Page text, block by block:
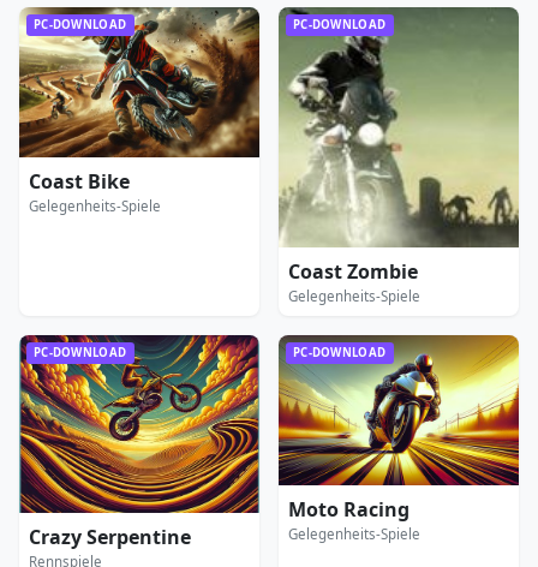
PC-DOWNLOAD
Coast Bike
Gelegenheits-Spiele
PC-DOWNLOAD
Coast Zombie
Gelegenheits-Spiele
PC-DOWNLOAD
Crazy Serpentine
Rennspiele
PC-DOWNLOAD
Moto Racing
Gelegenheits-Spiele